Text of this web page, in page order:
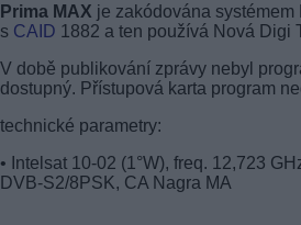
Prima MAX je zakódována
s CAID 1882 a ten používá Nová Digi
V době publikování zprávy nebyl
dostupný. Přístupová karta program
technické parametry:
• Intelsat 10-02 (1°W), freq. 12,723
DVB-S2/8PSK, CA Nagra MA